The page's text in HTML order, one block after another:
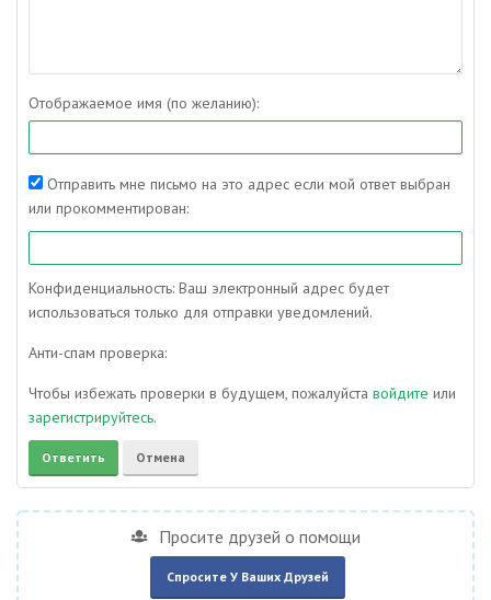
Отображаемое имя (по желанию):
Отправить мне письмо на это адрес если мой ответ выбран
или прокомментирован:
Конфиденциальность: Ваш электронный адрес будет
использоваться только для отправки уведомлений.
Анти-спам проверка:
Чтобы избежать проверки в будущем, пожалуйста войдите или
зарегистрируйтесь.
Просите друзей о помощи
Спросите У Ваших Друзей